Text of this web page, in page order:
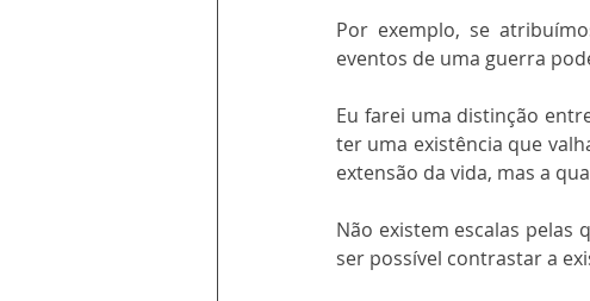
Por exemplo, se
eventos de uma guerra
Eu farei uma distinção
ter uma existência que
extensão da vida, mas a
Não existem escalas
ser possível contrastar a